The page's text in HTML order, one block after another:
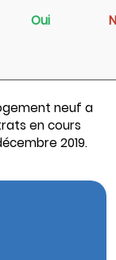
Oui
neuf a
en cours
2019.